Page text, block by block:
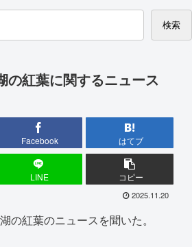
検索
の紅葉に関するニュース
Facebook はてブ
LINE コピー
2025.11.20
の紅葉のニュースを聞いた。